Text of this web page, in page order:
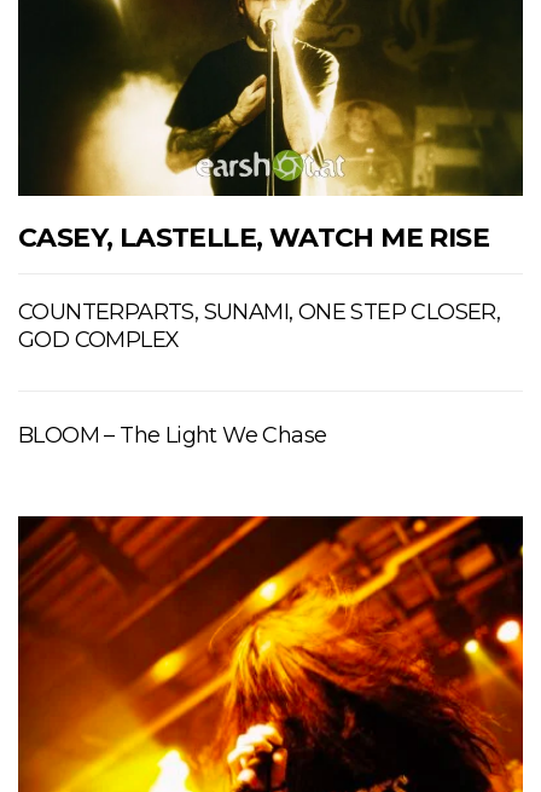
CASEY, LASTELLE, WATCH ME RISE
COUNTERPARTS, SUNAMI, ONE STEP CLOSER,
GOD COMPLEX
BLOOM – The Light We Chase